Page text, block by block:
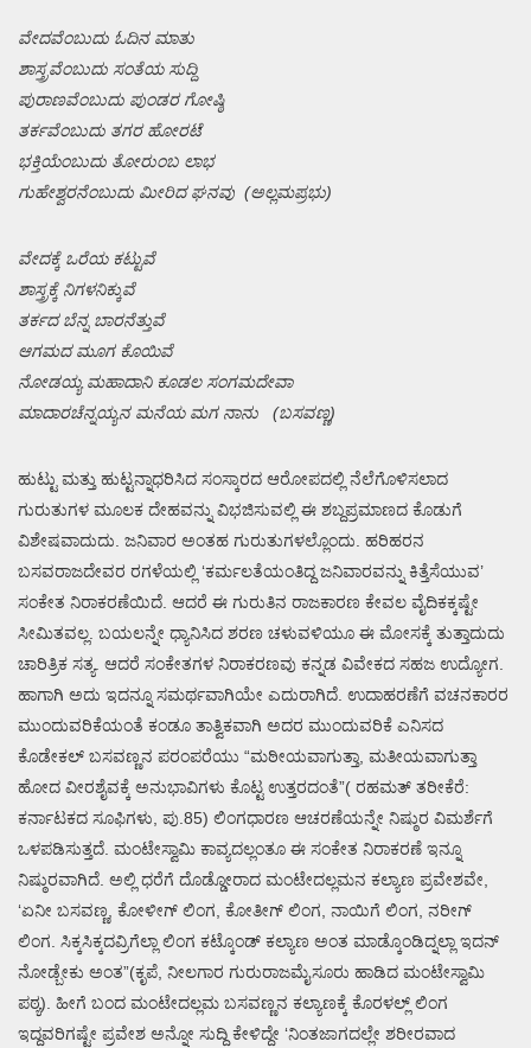
ವೇದವೆಂಬುದು ಓದಿನ ಮಾತು
ಶಾಸ್ತ್ರವೆಂಬುದು ಸಂತೆಯ ಸುದ್ದಿ
ಪುರಾಣವೆಂಬುದು ಪುಂಡರ ಗೋಷ್ಠಿ
ತರ್ಕವೆಂಬುದು ತಗರ ಹೋರಟೆ
ಭಕ್ತಿಯೆಂಬುದು ತೋರುಂಬ ಲಾಭ
ಗುಹೇಶ್ವರನೆಂಬುದು ಮೀರಿದ ಘನವು (ಅಲ್ಲಮಪ್ರಭು)
ವೇದಕ್ಕೆ ಒರೆಯ ಕಟ್ಟುವೆ
ಶಾಸ್ತ್ರಕ್ಕೆ ನಿಗಳನಿಕ್ಕುವೆ
ತರ್ಕದ ಬೆನ್ನ ಬಾರನೆತ್ತುವೆ
ಆಗಮದ ಮೂಗ ಕೊಯಿವೆ
ನೋಡಯ್ಯ ಮಹಾದಾನಿ ಕೂಡಲ ಸಂಗಮದೇವಾ
ಮಾದಾರಚೆನ್ನಯ್ಯನ ಮನೆಯ ಮಗ ನಾನು (ಬಸವಣ್ಣ)
ಹುಟ್ಟು ಮತ್ತು ಹುಟ್ಟನ್ನಾಧರಿಸಿದ ಸಂಸ್ಕಾರದ ಆರೋಪದಲ್ಲಿ ನೆಲೆಗೊಳಿಸಲಾದ
ಗುರುತುಗಳ ಮೂಲಕ ದೇಹವನ್ನು ವಿಭಜಿಸುವಲ್ಲಿ ಈ ಶಬ್ದಪ್ರಮಾಣದ ಕೊಡುಗೆ
ವಿಶೇಷವಾದುದು. ಜನಿವಾರ ಅಂತಹ ಗುರುತುಗಳಲ್ಲೊಂದು. ಹರಿಹರನ
ಬಸವರಾಜದೇವರ ರಗಳೆಯಲ್ಲಿ ‘ಕರ್ಮಲತೆಯಂತಿದ್ದ ಜನಿವಾರವನ್ನು ಕಿತ್ತೆಸೆಯುವ’
ಸಂಕೇತ ನಿರಾಕರಣೆಯಿದೆ. ಆದರೆ ಈ ಗುರುತಿನ ರಾಜಕಾರಣ ಕೇವಲ ವೈದಿಕಕ್ಕಷ್ಟೇ
ಸೀಮಿತವಲ್ಲ. ಬಯಲನ್ನೇ ಧ್ಯಾನಿಸಿದ ಶರಣ ಚಳುವಳಿಯೂ ಈ ಮೋಸಕ್ಕೆ ತುತ್ತಾದುದು
ಚಾರಿತ್ರಿಕ ಸತ್ಯ. ಆದರೆ ಸಂಕೇತಗಳ ನಿರಾಕರಣವು ಕನ್ನಡ ವಿವೇಕದ ಸಹಜ ಉದ್ಯೋಗ.
ಹಾಗಾಗಿ ಅದು ಇದನ್ನೂ ಸಮರ್ಥವಾಗಿಯೇ ಎದುರಾಗಿದೆ. ಉದಾಹರಣೆಗೆ ವಚನಕಾರರ
ಮುಂದುವರಿಕೆಯಂತೆ ಕಂಡೂ ತಾತ್ವಿಕವಾಗಿ ಅದರ ಮುಂದುವರಿಕೆ ಎನಿಸದ
ಕೊಡೇಕಲ್ ಬಸವಣ್ಣನ ಪರಂಪರೆಯು “ಮಠೀಯವಾಗುತ್ತಾ, ಮತೀಯವಾಗುತ್ತಾ
ಹೋದ ವೀರಶೈವಕ್ಕೆ ಅನುಭಾವಿಗಳು ಕೊಟ್ಟ ಉತ್ತರದಂತೆ”( ರಹಮತ್ ತರೀಕೆರೆ:
ಕರ್ನಾಟಕದ ಸೂಫಿಗಳು, ಪು.85) ಲಿಂಗಧಾರಣ ಆಚರಣೆಯನ್ನೇ ನಿಷ್ಠುರ ವಿಮರ್ಶೆಗೆ
ಒಳಪಡಿಸುತ್ತದೆ. ಮಂಟೇಸ್ವಾಮಿ ಕಾವ್ಯದಲ್ಲಂತೂ ಈ ಸಂಕೇತ ನಿರಾಕರಣೆ ಇನ್ನೂ
ನಿಷ್ಠುರವಾಗಿದೆ. ಅಲ್ಲಿ ಧರೆಗೆ ದೊಡ್ಡೋರಾದ ಮಂಟೇದಲ್ಲಮನ ಕಲ್ಯಾಣ ಪ್ರವೇಶವೇ,
‘ಏನೀ ಬಸವಣ್ಣ, ಕೋಳೀಗ್ ಲಿಂಗ, ಕೋತೀಗ್ ಲಿಂಗ, ನಾಯಿಗೆ ಲಿಂಗ, ನರೀಗ್
ಲಿಂಗ. ಸಿಕ್ಕಸಿಕ್ಕದವ್ರಿಗೆಲ್ಲಾ ಲಿಂಗ ಕಟ್ಕೊಂಡ್ ಕಲ್ಯಾಣ ಅಂತ ಮಾಡ್ಕೊಂಡಿದ್ನಲ್ಲಾ ಇದನ್
ನೋಡ್ಬೇಕು ಅಂತ”(ಕೃಪೆ, ನೀಲಗಾರ ಗುರುರಾಜಮೈಸೂರು ಹಾಡಿದ ಮಂಟೇಸ್ವಾಮಿ
ಪಠ್ಯ). ಹೀಗೆ ಬಂದ ಮಂಟೇದಲ್ಲಮ ಬಸವಣ್ಣನ ಕಲ್ಯಾಣಕ್ಕೆ ಕೊರಳಲ್ಲ್ ಲಿಂಗ
ಇದ್ದವರಿಗಷ್ಟೇ ಪ್ರವೇಶ ಅನ್ನೋ ಸುದ್ದಿ ಕೇಳಿದ್ದೇ ‘ನಿಂತಜಾಗದಲ್ಲೇ ಶರೀರವಾದ